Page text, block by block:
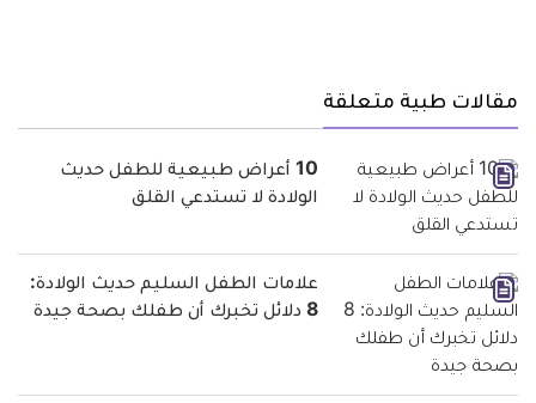
مقالات طبية متعلقة
10 أعراض طبيعية للطفل حديث
الولادة لا تستدعي القلق
علامات الطفل السليم حديث الولادة:
8 دلائل تخبرك أن طفلك بصحة جيدة